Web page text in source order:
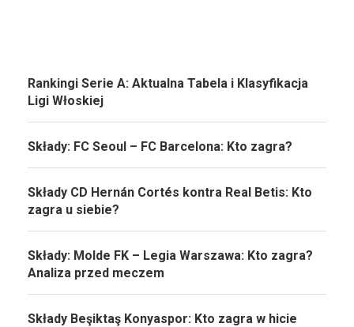
Rankingi Serie A: Aktualna Tabela i Klasyfikacja
Ligi Włoskiej
Składy: FC Seoul – FC Barcelona: Kto zagra?
Składy CD Hernán Cortés kontra Real Betis: Kto
zagra u siebie?
Składy: Molde FK – Legia Warszawa: Kto zagra?
Analiza przed meczem
Składy Beşiktaş Konyaspor: Kto zagra w hicie